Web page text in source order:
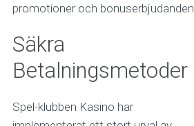
promotioner och bonuserbjudanden.
Säkra
Betalningsmetoder
Spel-klubben Kasino har